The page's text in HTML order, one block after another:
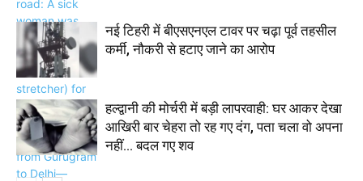
नई टिहरी में बीएसएनएल टावर पर चढ़ा पूर्व तहसील
कर्मी, नौकरी से हटाए जाने का आरोप
हल्द्वानी की मोर्चरी में बड़ी लापरवाही: घर आकर देखा
आखिरी बार चेहरा तो रह गए दंग, पता चला वो अपना
नहीं… बदल गए शव